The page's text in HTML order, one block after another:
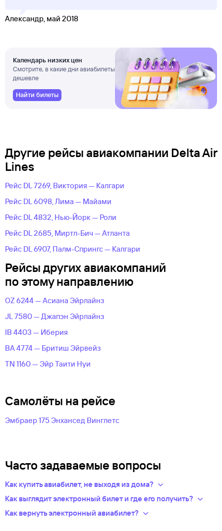
Александр, май 2018
Календарь низких цен
Смотрите, в какие дни авиабилеты
дешевле
Найти билеты
Другие рейсы авиакомпании Delta Air
Lines
Рейс DL 7269, Виктория — Калгари
Рейс DL 6098, Лима — Майами
Рейс DL 4832, Нью-Йорк — Роли
Рейс DL 2685, Миртл-Бич — Атланта
Рейс DL 6907, Палм-Спрингс — Калгари
Рейсы других авиакомпаний
по этому направлению
OZ 6244 — Асиана Эйрлайнз
JL 7580 — Джапэн Эйрлайнз
IB 4403 — Иберия
BA 4774 — Бритиш Эйрвейз
TN 1160 — Эйр Таити Нуи
Самолёты на рейсе
Эмбраер 175 Энхансед Винглетс
Часто задаваемые вопросы
Как купить авиабилет, не выходя из дома?
Укажите в нужных полях маршрут, дату поездки и число
из предложений сотен авиакомпаний.
Как выглядит электронный билет и где его получить?
После оплаты на сайте, в базе данных авиакомпании
Как вернуть электронный авиабилет?